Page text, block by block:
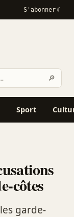
S'abonner
🔎
Sport
côtes
garde-